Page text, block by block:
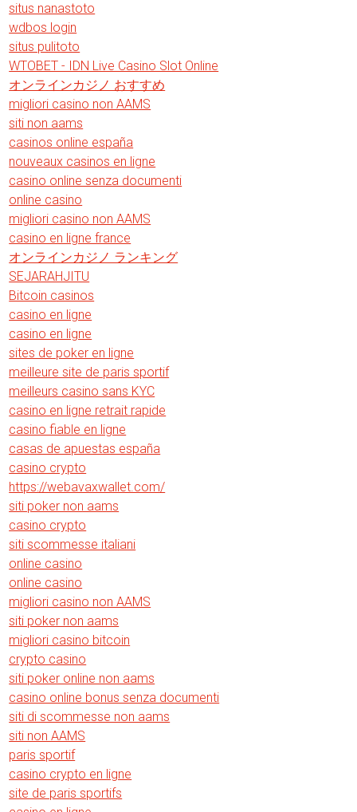
situs nanastoto
wdbos login
situs pulitoto
WTOBET - IDN Live Casino Slot Online
オンラインカジノ おすすめ
migliori casino non AAMS
siti non aams
casinos online españa
nouveaux casinos en ligne
casino online senza documenti
online casino
migliori casino non AAMS
casino en ligne france
オンラインカジノ ランキング
SEJARAHJITU
Bitcoin casinos
casino en ligne
casino en ligne
sites de poker en ligne
meilleure site de paris sportif
meilleurs casino sans KYC
casino en ligne retrait rapide
casino fiable en ligne
casas de apuestas españa
casino crypto
https://webavaxwallet.com/
siti poker non aams
casino crypto
siti scommesse italiani
online casino
online casino
migliori casino non AAMS
siti poker non aams
migliori casino bitcoin
crypto casino
siti poker online non aams
casino online bonus senza documenti
siti di scommesse non aams
siti non AAMS
paris sportif
casino crypto en ligne
site de paris sportifs